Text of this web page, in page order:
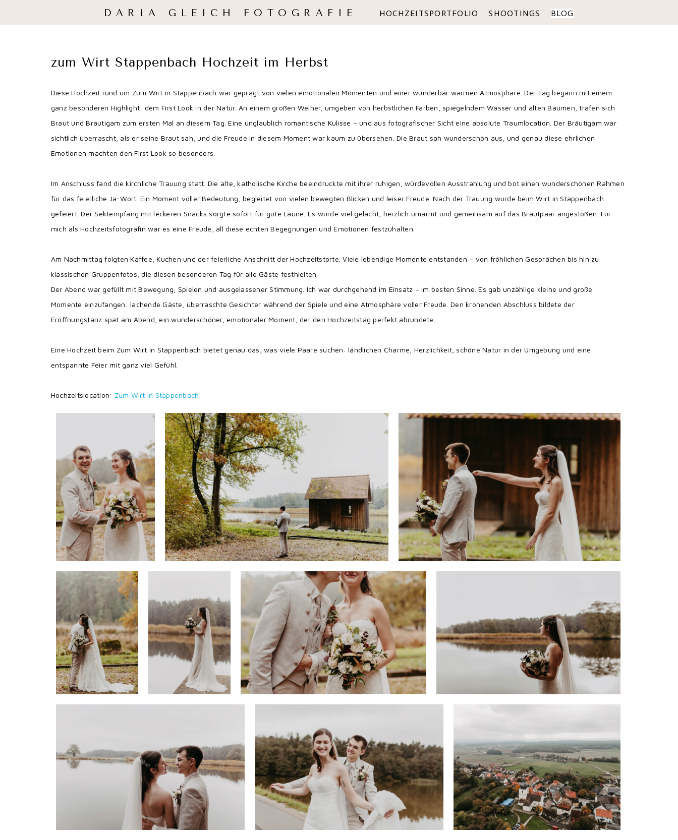
DARIA GLEICH FOTOGRAFIE HOCHZEITSPORTFOLIO SHOOTINGS BLOG
zum Wirt Stappenbach Hochzeit im Herbst
Diese Hochzeit rund um Zum Wirt in Stappenbach war geprägt von vielen emotionalen Momenten und einer wunderbar warmen Atmosphäre. Der Tag begann mit einem
ganz besonderen Highlight: dem First Look in der Natur. An einem großen Weiher, umgeben von herbstlichen Farben, spiegelndem Wasser und alten Bäumen, trafen sich
Braut und Bräutigam zum ersten Mal an diesem Tag. Eine unglaublich romantische Kulisse – und aus fotografischer Sicht eine absolute Traumlocation. Der Bräutigam war
sichtlich überrascht, als er seine Braut sah, und die Freude in diesem Moment war kaum zu übersehen. Die Braut sah wunderschön aus, und genau diese ehrlichen
Emotionen machten den First Look so besonders.
Im Anschluss fand die kirchliche Trauung statt. Die alte, katholische Kirche beeindruckte mit ihrer ruhigen, würdevollen Ausstrahlung und bot einen wunderschönen Rahmen
für das feierliche Ja-Wort. Ein Moment voller Bedeutung, begleitet von vielen bewegten Blicken und leiser Freude. Nach der Trauung wurde beim Wirt in Stappenbach
gefeiert. Der Sektempfang mit leckeren Snacks sorgte sofort für gute Laune. Es wurde viel gelacht, herzlich umarmt und gemeinsam auf das Brautpaar angestoßen. Für
mich als Hochzeitsfotografin war es eine Freude, all diese echten Begegnungen und Emotionen festzuhalten.
Am Nachmittag folgten Kaffee, Kuchen und der feierliche Anschnitt der Hochzeitstorte. Viele lebendige Momente entstanden – von fröhlichen Gesprächen bis hin zu
klassischen Gruppenfotos, die diesen besonderen Tag für alle Gäste festhielten.
Der Abend war gefüllt mit Bewegung, Spielen und ausgelassener Stimmung. Ich war durchgehend im Einsatz – im besten Sinne. Es gab unzählige kleine und große
Momente einzufangen: lachende Gäste, überraschte Gesichter während der Spiele und eine Atmosphäre voller Freude. Den krönenden Abschluss bildete der
Eröffnungstanz spät am Abend, ein wunderschöner, emotionaler Moment, der den Hochzeitstag perfekt abrundete.
Eine Hochzeit beim Zum Wirt in Stappenbach bietet genau das, was viele Paare suchen: ländlichen Charme, Herzlichkeit, schöne Natur in der Umgebung und eine
entspannte Feier mit ganz viel Gefühl.
Hochzeitslocation: Zum Wirt in Stappenbach